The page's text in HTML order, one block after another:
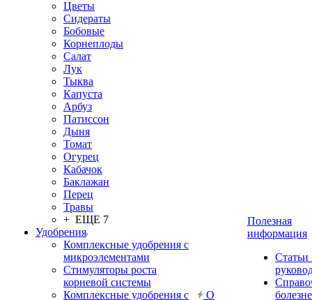
Цветы
Сидераты
Бобовые
Корнеплоды
Салат
Лук
Тыква
Капуста
Арбуз
Патиссон
Дыня
Томат
Огурец
Кабачок
Баклажан
Перец
Травы
+ ЕЩЕ 7
Удобрения
Комплексные удобрения с
микроэлементами
Стимуляторы роста
корневой системы
Комплексные удобрения с
О
Полезная
информация
Статьи